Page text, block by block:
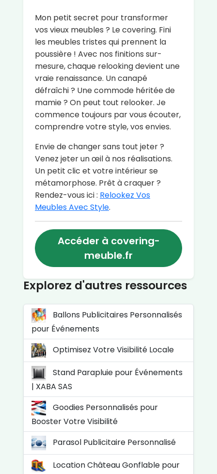
Mon petit secret pour transformer
vos vieux meubles ? Le covering. Fini
les meubles tristes qui prennent la
poussière ! Avec nos finitions sur-
mesure, chaque relooking devient une
vraie renaissance. Un canapé
défraîchi ? Une commode héritée de
mamie ? On peut tout relooker. Je
commence toujours par vous écouter,
comprendre votre style, vos envies.
Envie de changer sans tout jeter ?
Venez jeter un œil à nos réalisations.
Un petit clic et votre intérieur se
métamorphose. Prêt à craquer ?
Rendez-vous ici : Relookez Vos
Meubles Avec Style.
Accéder à covering-
meuble.fr
Explorez d'autres ressources
Ballons Publicitaires Personnalisés
pour Événements
Optimisez Votre Visibilité Locale
Stand Parapluie pour Événements
| XABA SAS
Goodies Personnalisés pour
Booster Votre Visibilité
Parasol Publicitaire Personnalisé
Location Château Gonflable pour